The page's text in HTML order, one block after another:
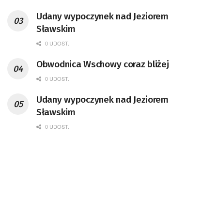
Udany wypoczynek nad Jeziorem
Sławskim
0 UDOST.
Obwodnica Wschowy coraz bliżej
0 UDOST.
Udany wypoczynek nad Jeziorem
Sławskim
0 UDOST.